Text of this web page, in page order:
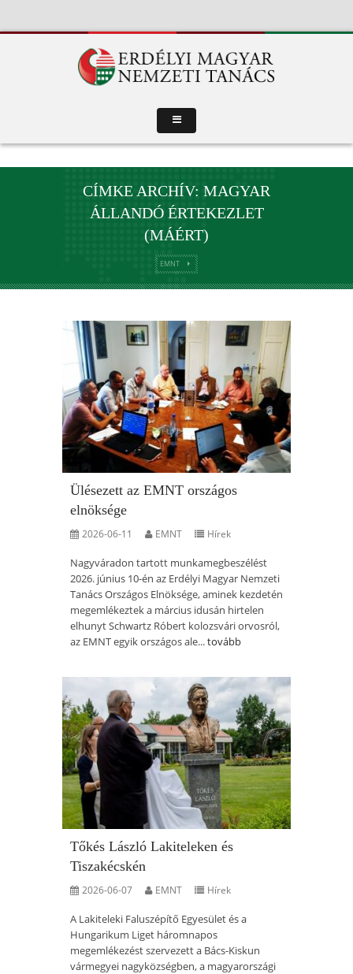
CÍMKE ARCHÍV: MAGYAR
ÁLLANDÓ ÉRTEKEZLET
(MÁÉRT)
EMNT
Ülésezett az EMNT országos
elnöksége
2026-06-11 EMNT Hírek
Nagyváradon tartott munkamegbeszélést
2026. június 10-én az Erdélyi Magyar Nemzeti
Tanács Országos Elnöksége, aminek kezdetén
megemlékeztek a március idusán hirtelen
elhunyt Schwartz Róbert kolozsvári orvosról,
az EMNT egyik országos ale...tovább
Tőkés László Lakiteleken és
Tiszakécskén
2026-06-07 EMNT Hírek
A Lakiteleki Faluszépítő Egyesület és a
Hungarikum Liget háromnapos
megemlékezést szervezett a Bács-Kiskun
vármegyei nagyközségben, a magyarországi